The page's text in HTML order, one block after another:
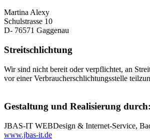
Martina Alexy
Schulstrasse 10
D- 76571 Gaggenau
Streitschlichtung
Wir sind nicht bereit oder verpflichtet, an
vor einer Verbraucherschlichtungsstelle
Gestaltung und Realisierung durch:
JBAS-IT WEBDesign & Internet-Service,
www.jbas-it.de